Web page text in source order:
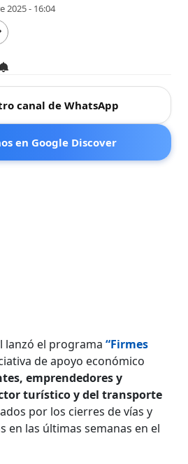
2025 - 16:04
canal de WhatsApp
en Google Discover
lanzó el programa“Firmes
de apoyo económico
emprendedores y
turístico y del transporte
por los cierres de vías y
en las últimas semanas en el